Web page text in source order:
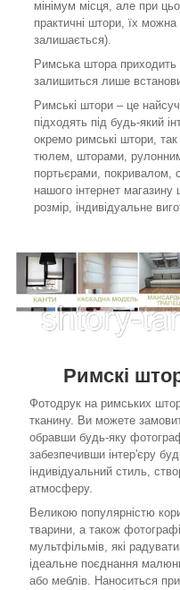
мінімум місця, але при
практичні штори, їх можна
залишається).
Римська штора приходить
залишиться лише
Римські штори – це
підходять під будь-який
окремо римські штори,
тюлем, шторами,
портьєрами, покривалом,
нашого інтернет
розмір, індивідуальне
Римскі
Фотодрук на римських
тканину. Ви можете
обравши будь-яку
забезпечивши інтер'єру
індивідуальний стиль,
атмосферу.
Великою популярністю
тварини, а також
мультфільмів, які
ідеальне поєднання
або меблів. Наноситься